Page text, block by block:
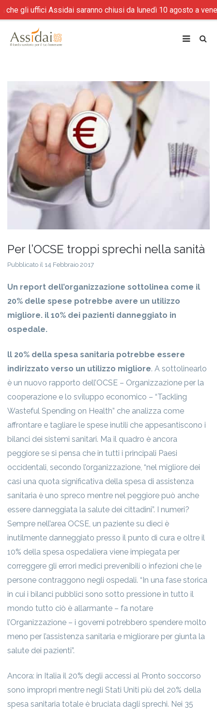
Per l’OCSE troppi sprechi nella sanità
Pubblicato il 14 Febbraio 2017
Un report dell’organizzazione sottolinea come il
20% delle spese potrebbe avere un utilizzo
migliore. il 10% dei pazienti danneggiato in
ospedale.
ll 20% della spesa sanitaria potrebbe essere
indirizzato verso un utilizzo migliore. A sottolinearlo
è un nuovo rapporto dell’OCSE – Organizzazione per la
cooperazione e lo sviluppo economico – “Tackling
Wasteful Spending on Health” che analizza come
affrontare e tagliare le spese inutili che appesantiscono i
bilanci dei sistemi sanitari. Ma il quadro è ancora
peggiore se si pensa che in tutti i principali Paesi
occidentali, secondo l’organizzazione, “nel migliore dei
casi una quota significativa della spesa di assistenza
sanitaria è uno spreco mentre nel peggiore può anche
essere danneggiata la salute dei cittadini”. I numeri?
Sempre nell’area OCSE, un paziente su dieci è
inutilmente danneggiato presso il punto di cura e oltre il
10% della spesa ospedaliera viene impiegata per
correggere gli errori medici prevenibili o infezioni che le
persone contraggono negli ospedali. “In una fase storica
in cui i bilanci pubblici sono sotto pressione in tutto il
mondo tutto ciò è allarmante – fa notare
l’Organizzazione – i governi potrebbero spendere molto
meno per l’assistenza sanitaria e migliorare per giunta la
salute dei pazienti”.
Ancora: in Italia il 20% degli accessi al Pronto soccorso
sono impropri mentre negli Stati Uniti più del 20% della
spesa sanitaria totale è bruciata dagli sprechi. Nei 35
gli uffici Assidai saranno chiusi da lunedì 10 agosto a